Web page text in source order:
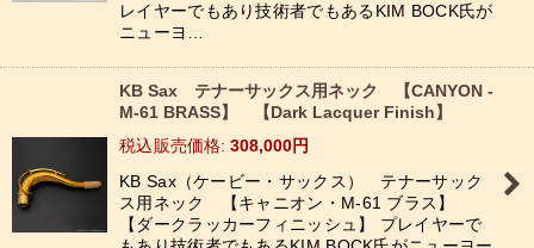
レイヤーでもあり技術者でもあるKIM BOCK氏が
ニューヨ…
KB Sax テナーサックス用ネック 【CANYON -
M-61 BRASS】 【Dark Lacquer Finish】
税込
: 308,000円
KB Sax（ケービー・サックス） テナーサック
ス用ネック 【キャニオン・M-61 ブラス】
【ダークラッカーフィニッシュ】 プレイヤーで